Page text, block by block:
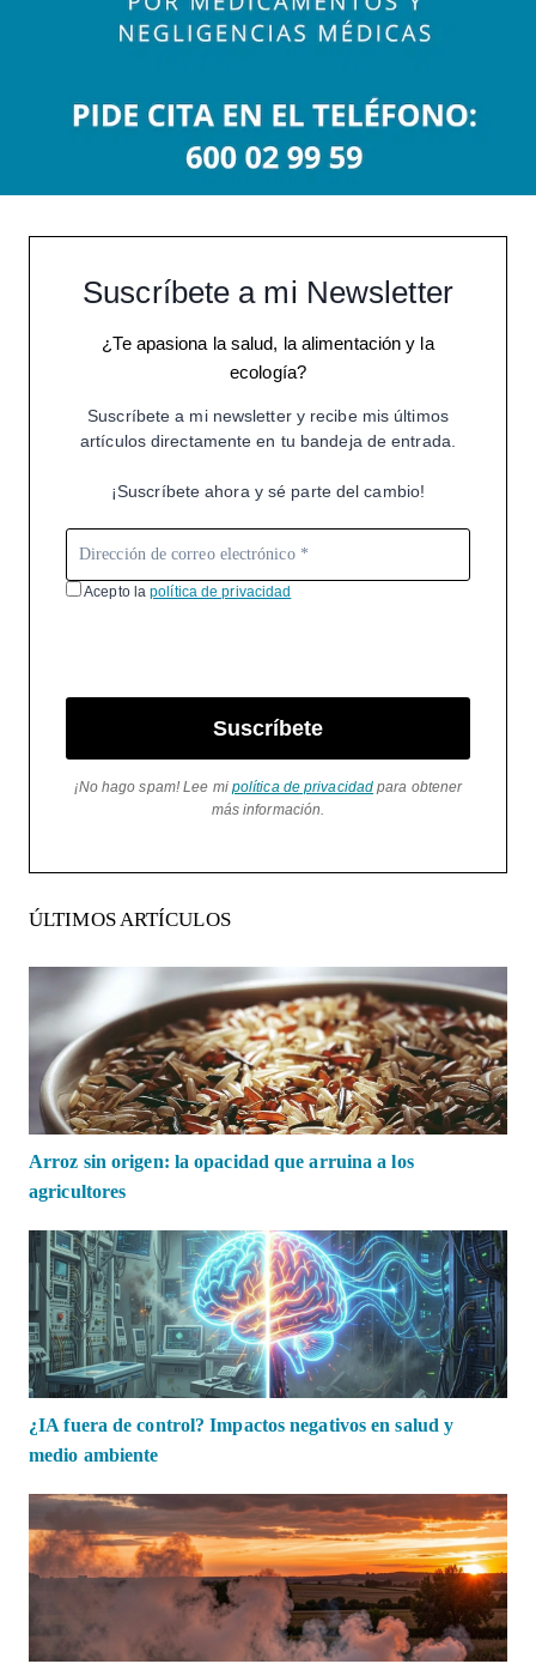
Suscríbete a mi Newsletter
¿Te apasiona la salud, la alimentación y la
ecología?
Suscríbete a mi newsletter y recibe mis últimos
artículos directamente en tu bandeja de entrada.
¡Suscríbete ahora y sé parte del cambio!
Acepto lapolítica de privacidad
Suscríbete
¡No hago spam! Lee mi política de privacidad para obtener
más información.
ÚLTIMOS ARTÍCULOS
Arroz sin origen: la opacidad que arruina a los
agricultores
¿IA fuera de control? Impactos negativos en salud y
medio ambiente